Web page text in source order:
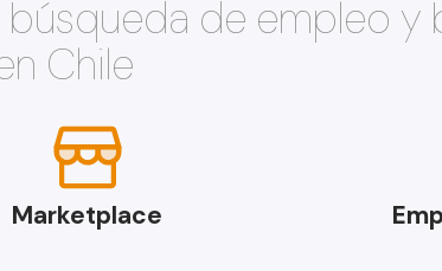
de empleo y
Chile
Marketplace